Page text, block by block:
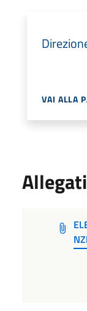
VAI ALLA
Allegati